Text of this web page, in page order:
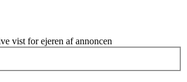
vist for ejeren af annoncen